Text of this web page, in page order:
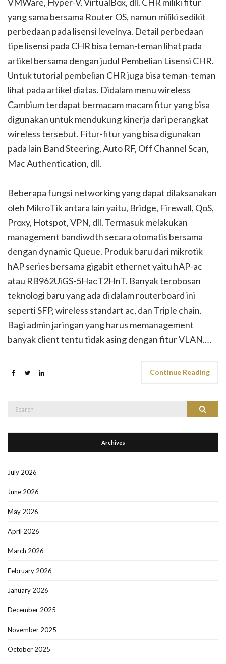
yang sama bersama Router OS, namun miliki sedikit
perbedaan pada lisensi levelnya. Detail perbedaan
tipe lisensi pada CHR bisa teman-teman lihat pada
artikel bersama dengan judul Pembelian Lisensi CHR.
Untuk tutorial pembelian CHR juga bisa teman-teman
lihat pada artikel diatas. Didalam menu wireless
Cambium terdapat bermacam macam fitur yang bisa
digunakan untuk mendukung kinerja dari perangkat
wireless tersebut. Fitur-fitur yang bisa digunakan
pada lain Band Steering, Auto RF, Off Channel Scan,
Mac Authentication, dll.
Beberapa fungsi networking yang dapat dilaksanakan
oleh MikroTik antara lain yaitu, Bridge, Firewall, QoS,
Proxy, Hotspot, VPN, dll. Termasuk melakukan
management bandiwdth secara otomatis bersama
dengan dynamic Queue. Produk baru dari mikrotik
hAP series bersama gigabit ethernet yaitu hAP-ac
atau RB962UiGS-5HacT2HnT. Banyak terobosan
teknologi baru yang ada di dalam routerboard ini
seperti SFP, wireless standart ac, dan Triple chain.
Bagi admin jaringan yang harus memanagement
banyak client tentu tidak asing dengan fitur VLAN.…
Continue Reading
Search
Archives
July 2026
June 2026
May 2026
April 2026
March 2026
February 2026
January 2026
December 2025
November 2025
October 2025